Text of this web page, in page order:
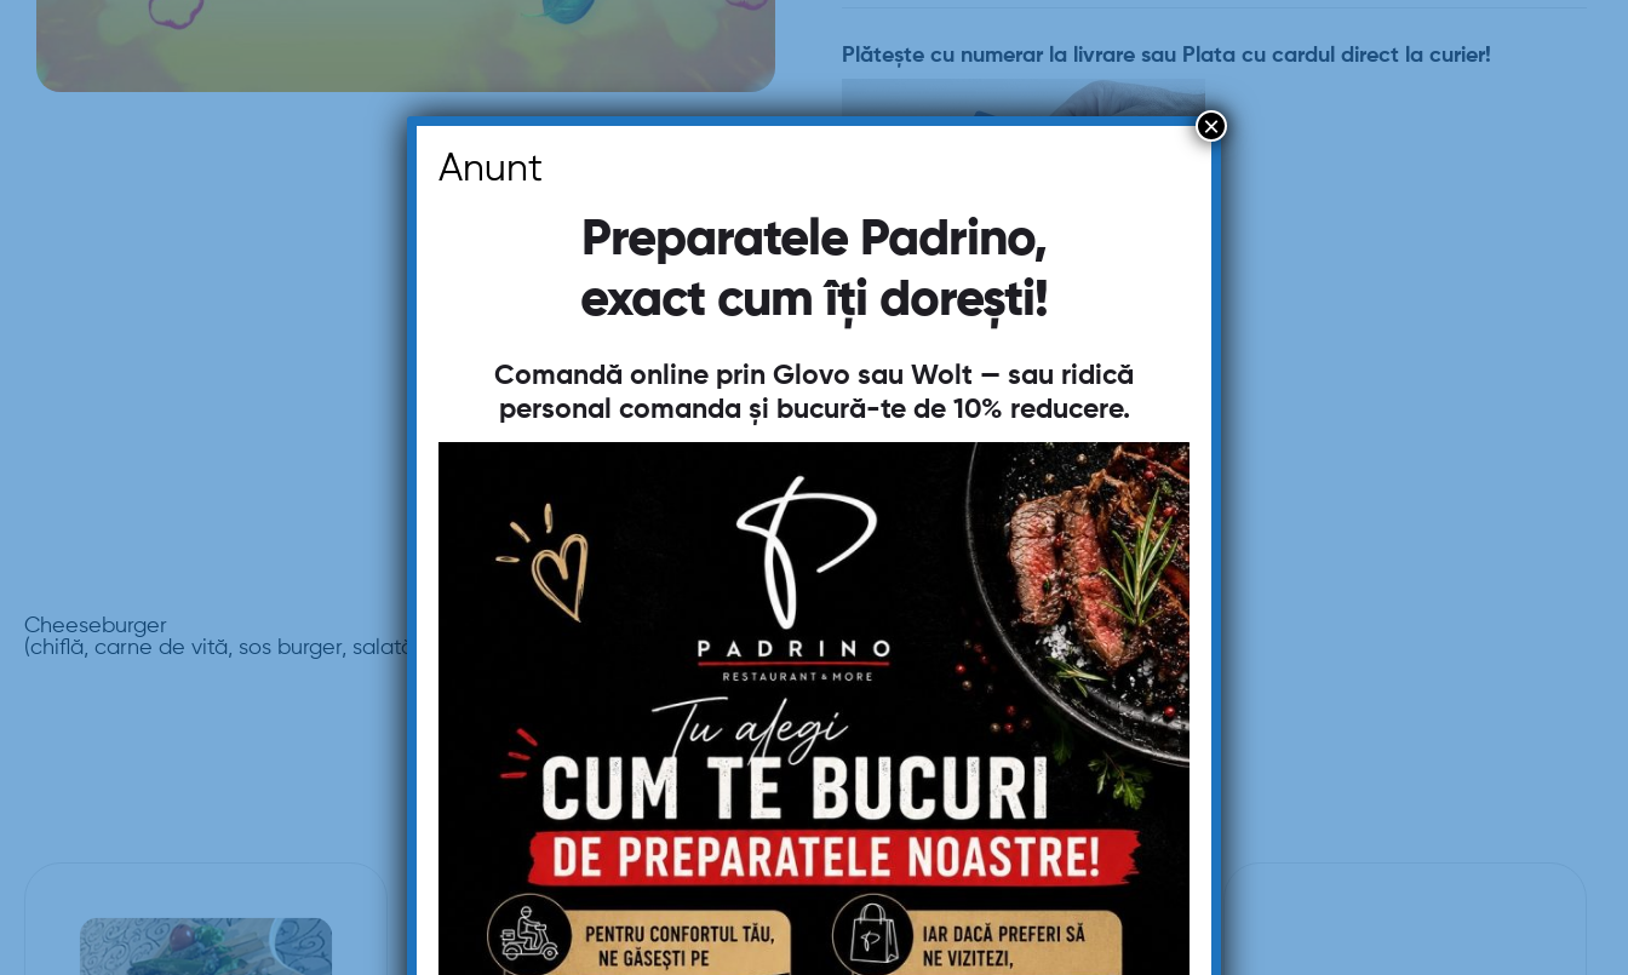
Plătește cu numerar la livrare sau Plata cu cardul direct la curier!
Descriere
Cheeseburger
(chiflă, carne de vită, sos burger, salată verde, castraveți murați, ceapă roșie, brânză cheddar, roșii)
PRODUSE SIMILARE
Anunt
Preparatele Padrino,
exact cum îți dorești!
Comandă online prin Glovo sau Wolt — sau ridică
personal comanda și bucură-te de 10% reducere.
×